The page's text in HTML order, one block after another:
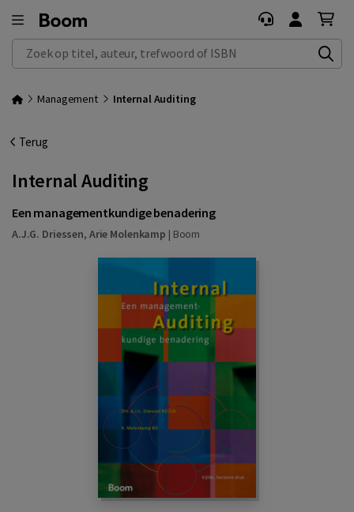
Zoek op titel, auteur, trefwoord of ISBN
Management Internal Auditing
Terug
Internal Auditing
Een managementkundige benadering
A.J.G. Driessen, Arie Molenkamp | Boom